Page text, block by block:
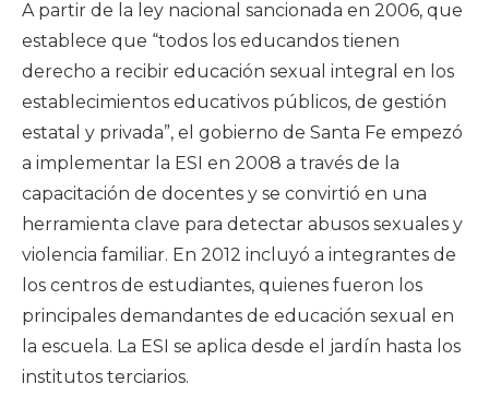
A partir de la ley nacional sancionada en 2006, que
establece que “todos los educandos tienen
derecho a recibir educación sexual integral en los
establecimientos educativos públicos, de gestión
estatal y privada”, el gobierno de Santa Fe empezó
a implementar la ESI en 2008 a través de la
capacitación de docentes y se convirtió en una
herramienta clave para detectar abusos sexuales y
violencia familiar. En 2012 incluyó a integrantes de
los centros de estudiantes, quienes fueron los
principales demandantes de educación sexual en
la escuela. La ESI se aplica desde el jardín hasta los
institutos terciarios.